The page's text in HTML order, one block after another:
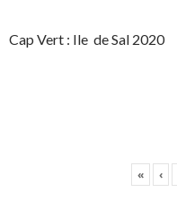
Cap Vert : Ile de Sal 2020
« ‹